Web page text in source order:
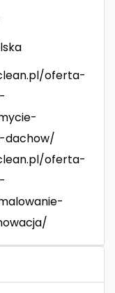
oferta-
dachow/
oferta-